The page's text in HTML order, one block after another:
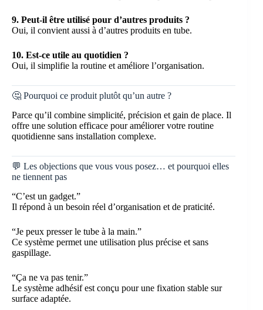
9. Peut-il être utilisé pour d’autres produits ?
Oui, il convient aussi à d’autres produits en tube.
10. Est-ce utile au quotidien ?
Oui, il simplifie la routine et améliore l’organisation.
🤔 Pourquoi ce produit plutôt qu’un autre ?
Parce qu’il combine simplicité, précision et gain de place. Il
offre une solution efficace pour améliorer votre routine
quotidienne sans installation complexe.
💬 Les objections que vous vous posez… et pourquoi elles
ne tiennent pas
“C’est un gadget.”
Il répond à un besoin réel d’organisation et de praticité.
“Je peux presser le tube à la main.”
Ce système permet une utilisation plus précise et sans
gaspillage.
“Ça ne va pas tenir.”
Le système adhésif est conçu pour une fixation stable sur
surface adaptée.